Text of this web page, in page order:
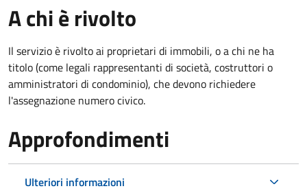
A chi è rivolto
Il servizio è rivolto ai proprietari di immobili, o a chi ne ha
titolo (come legali rappresentanti di società, costruttori o
amministratori di condominio), che devono richiedere
l'assegnazione numero civico.
Approfondimenti
Ulteriori informazioni